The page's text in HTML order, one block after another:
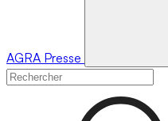
AGRA Presse